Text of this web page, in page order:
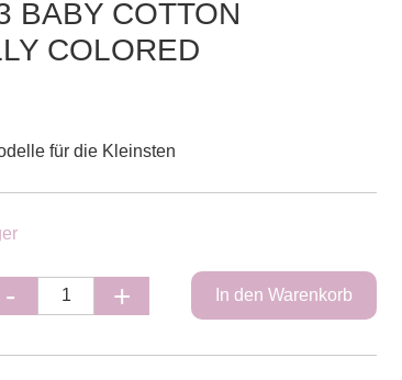
BABY COTTON
COLORED
für die Kleinsten